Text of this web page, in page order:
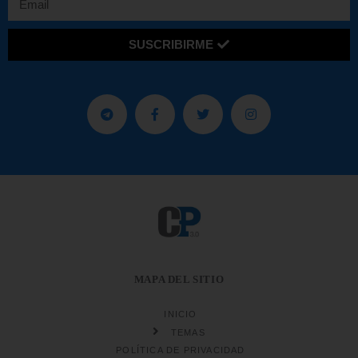
SUSCRIBIRME
MAPA DEL SITIO
INICIO
TEMAS
POLÍTICA DE PRIVACIDAD